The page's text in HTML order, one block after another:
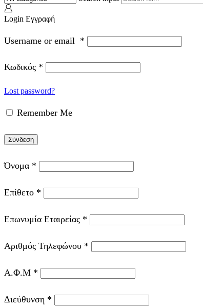
Login Εγγραφή
Username or email *
Κωδικός *
Lost password?
Remember Me
Σύνδεση
Όνομα *
Επίθετο *
Επωνυμία Εταιρείας *
Αριθμός Τηλεφώνου *
Α.Φ.Μ *
Διεύθυνση *